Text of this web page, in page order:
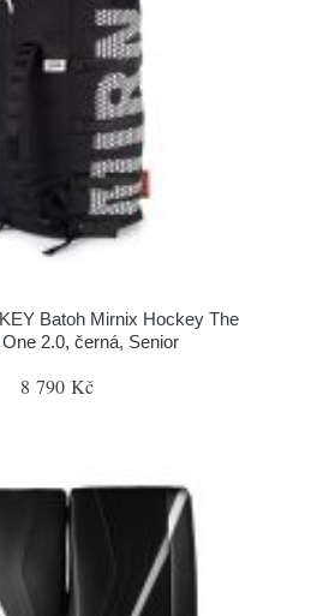
Batoh Mirnix Hockey The
2.0, černá, Senior
8 790 Kč